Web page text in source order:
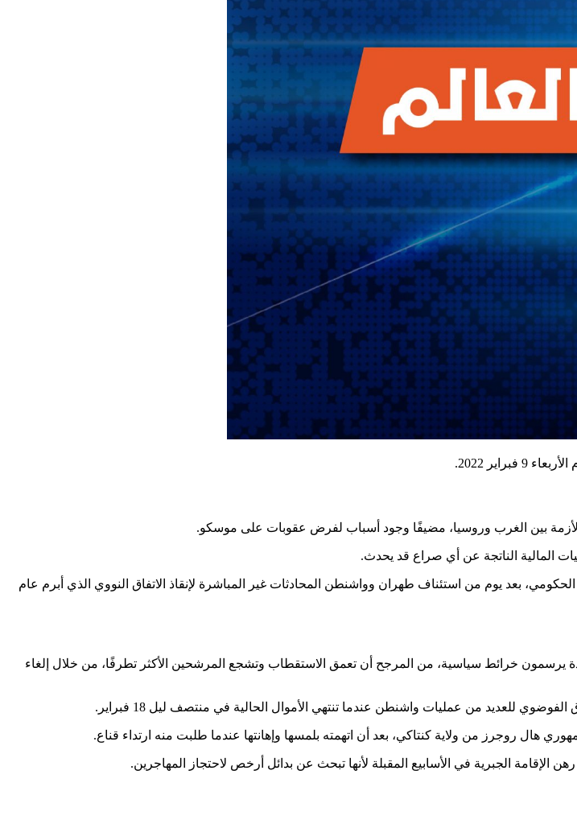
2022.
الأزمة بين الغرب وروسيا، مضيفًا وجود أسباب لفرض عقوبات على موسكو.
المالية الناتجة عن أي صراع قد يحدث.
مداه 1450 كيلومترًا، حسبما أفاد التلفزيون الحكومي، بعد يوم من استئناف طهران وواشنطن المحادثات غير المباشرة لإنقاذ الاتفاق النووي الذي أبرم عام
يرسمون خرائط سياسية، من المرجح أن تعمق الاستقطاب وتشجع المرشحين الأكثر تطرفًا، من خلال إلغاء
هال روجرز من ولاية كنتاكي، بعد أن اتهمته بلمسها وإهانتها عندما طلبت منه ارتداء قناع.
الجبرية في الأسابيع المقبلة لأنها تبحث عن بدائل أرخص لاحتجاز المهاجرين.